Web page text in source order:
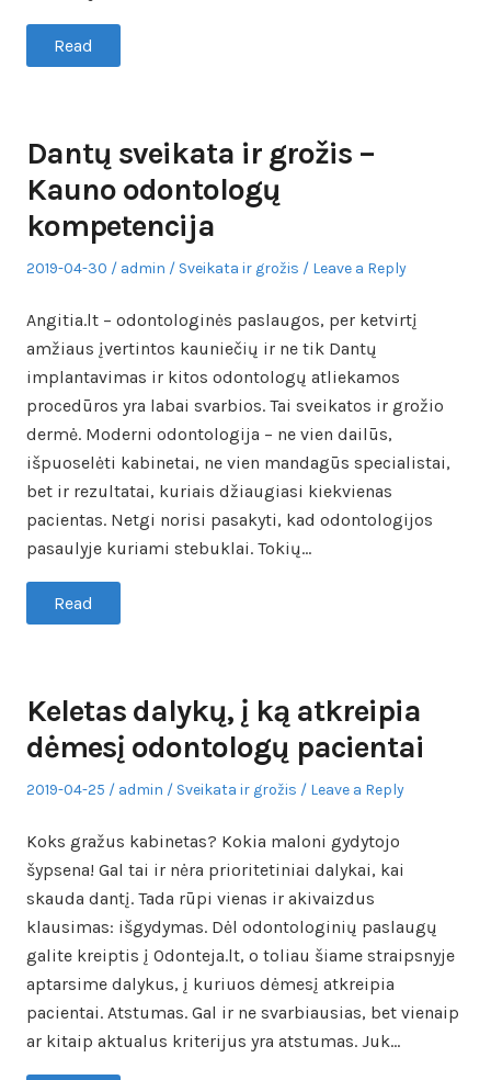
Read
Dantų sveikata ir grožis –
Kauno odontologų
kompetencija
Posted
2019-04-30 Author
admin
Posted
Sveikata ir grožis Leave a Reply
Angitia.lt – odontologinės paslaugos, per ketvirtį
amžiaus įvertintos kauniečių ir ne tik Dantų
implantavimas ir kitos odontologų atliekamos
procedūros yra labai svarbios. Tai sveikatos ir grožio
dermė. Moderni odontologija – ne vien dailūs,
išpuoselėti kabinetai, ne vien mandagūs specialistai,
bet ir rezultatai, kuriais džiaugiasi kiekvienas
pacientas. Netgi norisi pasakyti, kad odontologijos
pasaulyje kuriami stebuklai. Tokių…
Read
Keletas dalykų, į ką atkreipia
dėmesį odontologų pacientai
Posted
2019-04-25 Author
admin
Posted
Sveikata ir grožis Leave a Reply
Koks gražus kabinetas? Kokia maloni gydytojo
šypsena! Gal tai ir nėra prioritetiniai dalykai, kai
skauda dantį. Tada rūpi vienas ir akivaizdus
klausimas: išgydymas. Dėl odontologinių paslaugų
galite kreiptis į Odonteja.lt, o toliau šiame straipsnyje
aptarsime dalykus, į kuriuos dėmesį atkreipia
pacientai. Atstumas. Gal ir ne svarbiausias, bet vienaip
ar kitaip aktualus kriterijus yra atstumas. Juk…